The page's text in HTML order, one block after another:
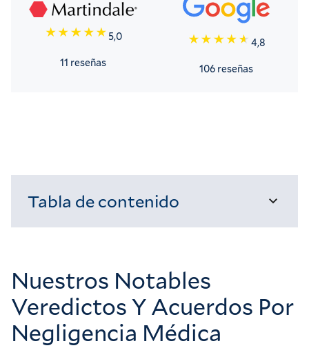
5,0
11 reseñas
4,8
106 reseñas
Tabla de contenido
Nuestros Notables
Veredictos Y Acuerdos Por
Negligencia Médica